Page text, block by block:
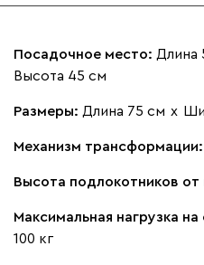
Бежевый Изумруд
Вишневый
Посадочное место: Длина
Высота 45 см
Размеры: Длина 75 см х
Механизм трансформации:
Высота подлокотников от
Максимальная нагрузка
100 кг